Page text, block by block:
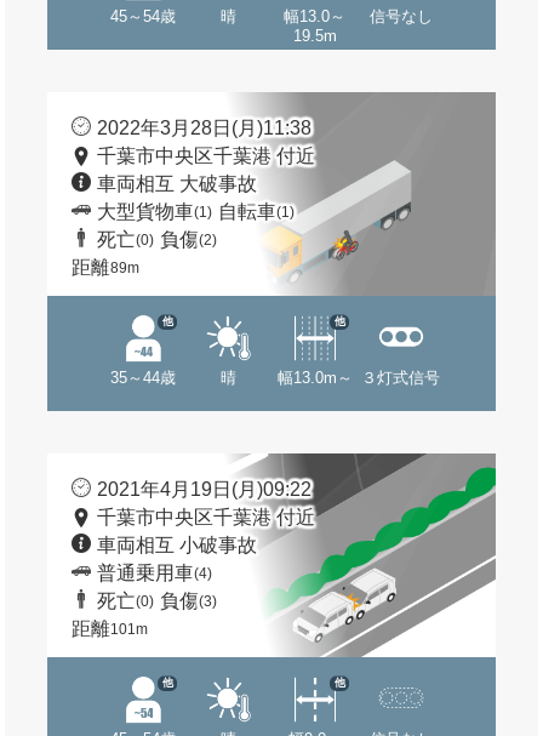
45～54歳 晴
幅13.0～
19.5m
信号なし
2022年3月28日(月)11:38
千葉市中央区千葉港 付近
車両相互 大破事故
大型貨物車(1) 自転車(1)
死亡(0) 負傷(2)
距離89m
35～44歳
他
晴 幅13.0m～
他
３灯式信号
2021年4月19日(月)09:22
千葉市中央区千葉港 付近
車両相互 小破事故
普通乗用車(4)
死亡(0) 負傷(3)
距離101m
他 他